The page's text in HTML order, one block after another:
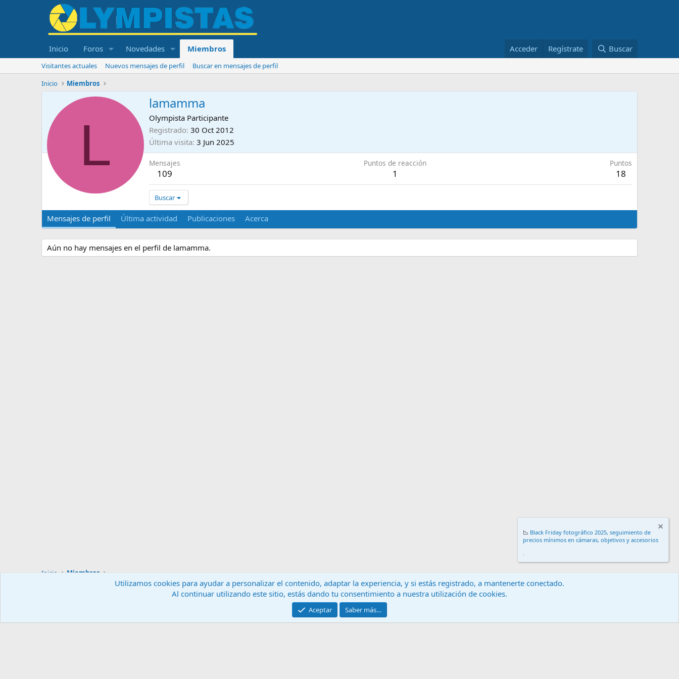
Inicio Foros Novedades Miembros Acceder Regístrate Buscar
Visitantes actuales Nuevos mensajes de perfil
Buscar en mensajes de perfil
Inicio
Miembros
L
lamamma
Olympista Participante
Registrado 30 Oct 2012
Última visita 3 Jun 2025
Mensajes
109
Puntos de reacción
1
Puntos
18
Buscar
Mensajes de perfil Última actividad Publicaciones Acerca
Aún no hay mensajes en el perfil de lamamma.
Inicio Miembros
Contáctanos Términos y reglas
Community platform by XenForo® © 2010-2024 XenForo Ltd.
📉 Black Friday fotográfico 2025, seguimiento de
precios mínimos en cámaras, objetivos y accesorios
.
Utilizamos cookies para ayudar a personalizar el contenido, adaptar la experiencia, y si estás registrado, a mantenerte conectado.
Al continuar utilizando este sitio, estás dando tu consentimiento a nuestra utilización de cookies.
Aceptar Saber más…